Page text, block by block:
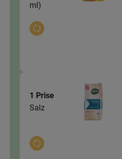
ml)
Auswahl ändern
1 Prise
Salz
Auswahl ändern